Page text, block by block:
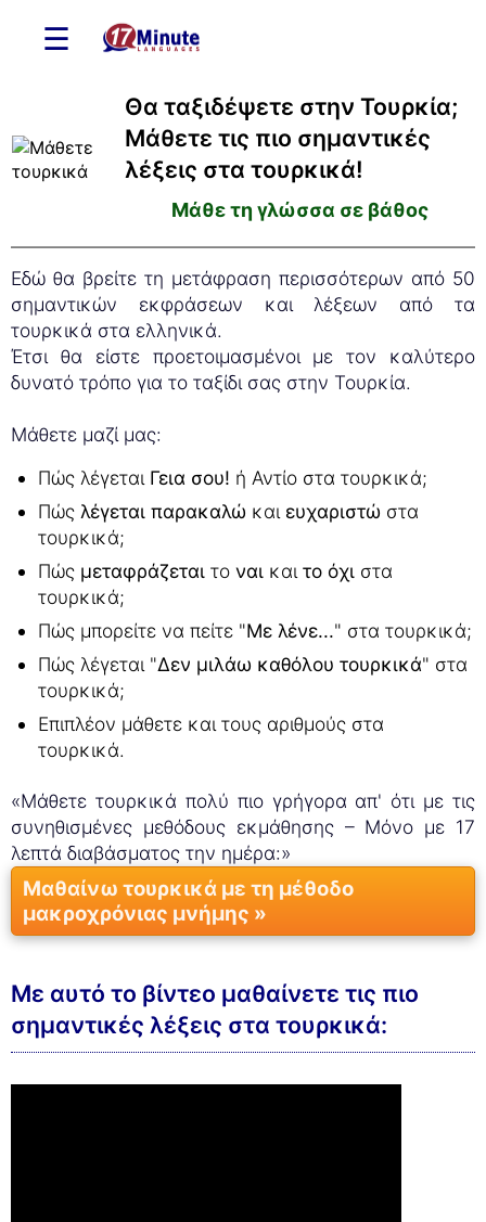
☰
Θα ταξιδέψετε στην Τουρκία;
Μάθετε τις πιο σημαντικές
λέξεις στα τουρκικά!
Μάθε τη γλώσσα σε βάθος
Εδώ θα βρείτε τη μετάφραση περισσότερων από 50
σημαντικών εκφράσεων και λέξεων από τα
τουρκικά στα ελληνικά.
Έτσι θα είστε προετοιμασμένοι με τον καλύτερο
δυνατό τρόπο για το ταξίδι σας στην Τουρκία.
Μάθετε μαζί μας:
Πώς λέγεται Γεια σου! ή Αντίο στα τουρκικά;
Πώς λέγεται παρακαλώ και ευχαριστώ στα
τουρκικά;
Πώς μεταφράζεται το ναι και το όχι στα
τουρκικά;
Πώς μπορείτε να πείτε "Με λένε..." στα τουρκικά;
Πώς λέγεται "Δεν μιλάω καθόλου τουρκικά" στα
τουρκικά;
Επιπλέον μάθετε και τους αριθμούς στα
τουρκικά.
«Μάθετε τουρκικά πολύ πιο γρήγορα απ' ότι με τις
συνηθισμένες μεθόδους εκμάθησης – Μόνο με 17
λεπτά διαβάσματος την ημέρα:»
Μαθαίνω τουρκικά με τη μέθοδο
μακροχρόνιας μνήμης »
Με αυτό το βίντεο μαθαίνετε τις πιο
σημαντικές λέξεις στα τουρκικά: